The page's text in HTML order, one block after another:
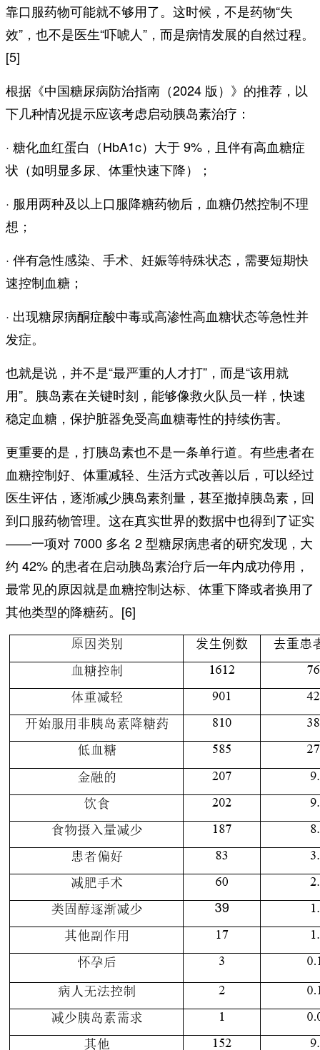
靠口服药物可能就不够用了。这时候，不是药物“失
效”，也不是医生“吓唬人”，而是病情发展的自然过程。
[5]
根据《中国糖尿病防治指南（2024 版）》的推荐，以
下几种情况提示应该考虑启动胰岛素治疗：
· 糖化血红蛋白（HbA1c）大于 9%，且伴有高血糖症
状（如明显多尿、体重快速下降）；
· 服用两种及以上口服降糖药物后，血糖仍然控制不理
想；
· 伴有急性感染、手术、妊娠等特殊状态，需要短期快
速控制血糖；
· 出现糖尿病酮症酸中毒或高渗性高血糖状态等急性并
发症。
也就是说，并不是“最严重的人才打”，而是“该用就
用”。胰岛素在关键时刻，能够像救火队员一样，快速
稳定血糖，保护脏器免受高血糖毒性的持续伤害。
更重要的是，打胰岛素也不是一条单行道。有些患者在
血糖控制好、体重减轻、生活方式改善以后，可以经过
医生评估，逐渐减少胰岛素剂量，甚至撤掉胰岛素，回
到口服药物管理。这在真实世界的数据中也得到了证实
——一项对 7000 多名 2 型糖尿病患者的研究发现，大
约 42% 的患者在启动胰岛素治疗后一年内成功停用，
最常见的原因就是血糖控制达标、体重下降或者换用了
其他类型的降糖药。[6]